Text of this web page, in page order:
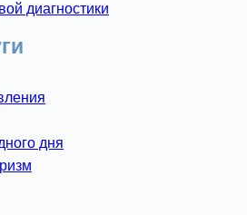
диагностики
дня